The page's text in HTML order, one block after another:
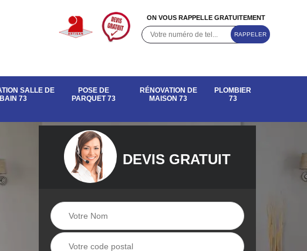
ON VOUS RAPPELLE GRATUITEMENT
SALLE DE
BAIN 73
POSE DE
PARQUET 73
RÉNOVATION DE
MAISON 73
PLOMBIER
73
salle de
Rénovation de
maison 73
DEVIS GRATUIT